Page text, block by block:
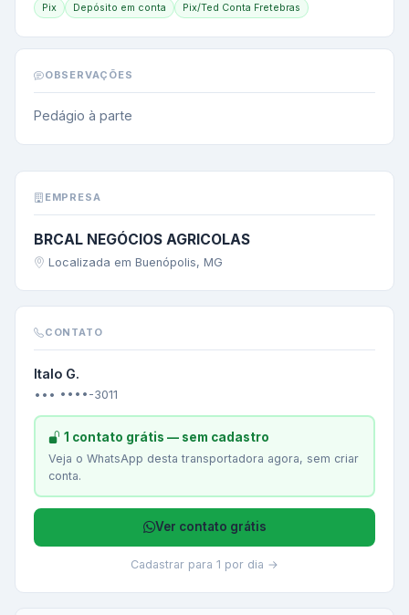
Pix Depósito em conta Pix/Ted Conta Fretebras
OBSERVAÇÕES
Pedágio à parte
EMPRESA
BRCAL NEGÓCIOS AGRICOLAS
Localizada em Buenópolis, MG
CONTATO
Italo G.
••• ••••-3011
1 contato grátis — sem cadastro
Veja o WhatsApp desta transportadora agora, sem criar
conta.
Ver contato grátis
Cadastrar para 1 por dia →